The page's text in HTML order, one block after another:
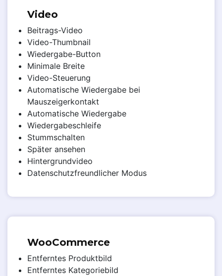
Video
Beitrags-Video
Video-Thumbnail
Wiedergabe-Button
Minimale Breite
Video-Steuerung
Automatische Wiedergabe bei
Mauszeigerkontakt
Automatische Wiedergabe
Wiedergabeschleife
Stummschalten
Später ansehen
Hintergrundvideo
Datenschutzfreundlicher Modus
WooCommerce
Entferntes Produktbild
Entferntes Kategoriebild